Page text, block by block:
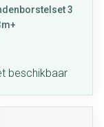
3
beschikbaar